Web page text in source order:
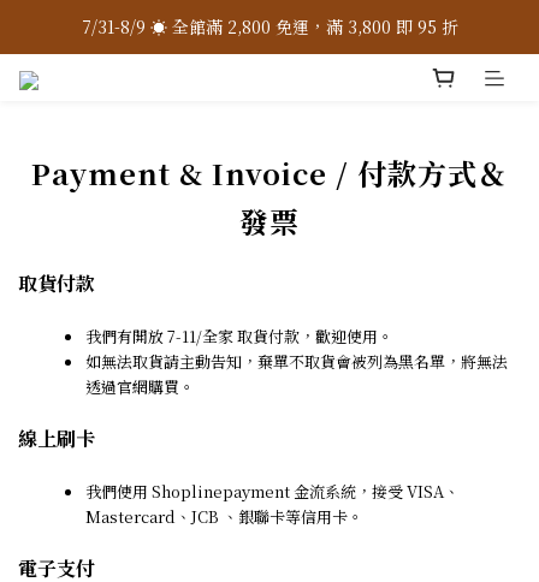
7/31-8/9 ☀️ 全館滿 2,800 免運，滿 3,800 即 95 折
7/31-8/9 ☀️ 全館滿 2,800 免運，滿 3,800 即 95 折
7/31-8/9 ☀️ 全館滿 2,800 免運，滿 3,800 即 95 折
Payment & Invoice / 付款方式＆
發票
取貨付款
我們有開放 7-11/全家 取貨付款，歡迎使用。
如無法取貨請主動告知，棄單不取貨會被列為黑名單，將無法
透過官網購買。
線上刷卡
我們使用 Shoplinepayment 金流系統，接受 VISA、
Mastercard、JCB 、銀聯卡等信用卡。
電子支付